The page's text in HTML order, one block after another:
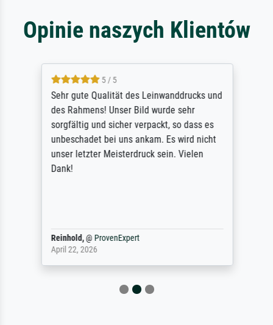
Opinie naszych Klientów
5 / 5
Sehr gute Qualität des Leinwanddrucks und
des Rahmens! Unser Bild wurde sehr
sorgfältig und sicher verpackt, so dass es
unbeschadet bei uns ankam. Es wird nicht
unser letzter Meisterdruck sein. Vielen
Dank!
Reinhold,@ ProvenExpert
April 22, 2026